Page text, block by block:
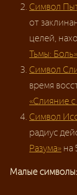
Символ
от
целей,
Тьмы: Боль»
Символ
время
«Слияние
Символ
радиус
Разума» на
Малые символы: